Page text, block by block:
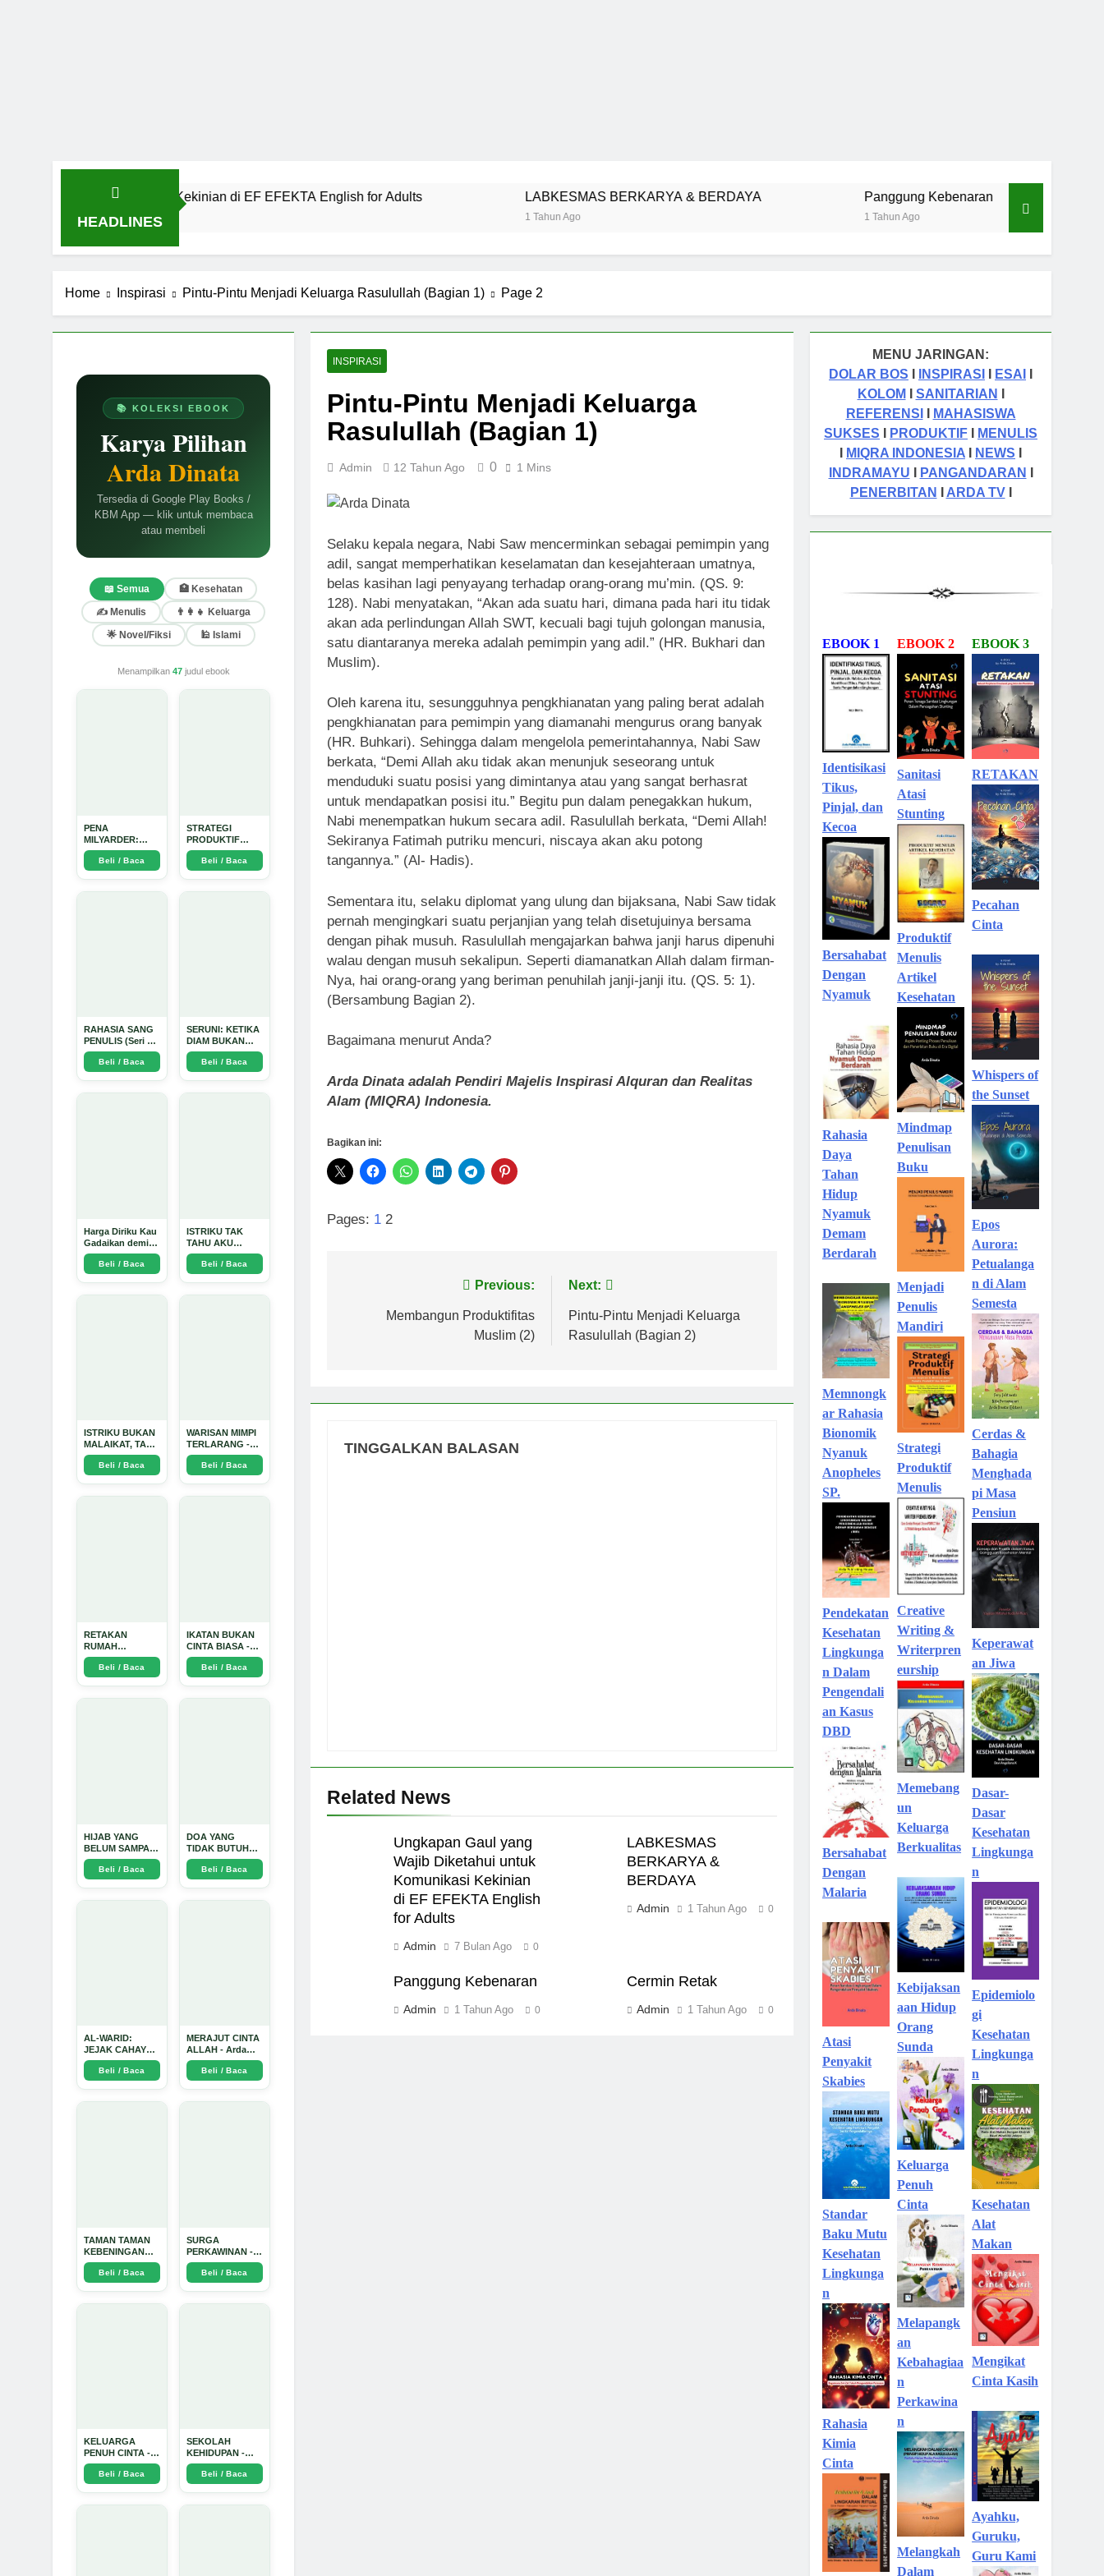
HEADLINES
Kekinian di EF EFEKTA English for Adults LABKESMAS BERKARYA & BERDAYA Panggung Kebenaran
Home Inspirasi Pintu-Pintu Menjadi Keluarga Rasulullah (Bagian 1) Page 2
📚 KOLEKSI EBOOK
Karya Pilihan
Arda Dinata
Tersedia di Google Play Books /
KBM App — klik untuk membaca
atau membeli
📖 Semua
🏥 Kesehatan
✍️ Menulis
👨‍👩‍👧 Keluarga
🌟 Novel/Fiksi
🕌 Islami
Menampilkan 47 judul ebook
PENA
MILYARDER:
Kisah, Rahasia
Sukses, dan
Panduan Menjadi
Beli / Baca
STRATEGI
PRODUKTIF
MENULIS
UPDATE - Arda
Dinata
Beli / Baca
RAHASIA SANG
PENULIS (Seri 1)
- Arda Dinata
Beli / Baca
SERUNI: KETIKA
DIAM BUKAN
LAGI PILIHAN -
Arda Dinata
Beli / Baca
Harga Diriku Kau
Gadaikan demi
Perempuan Itu -
Arda Dinata
Beli / Baca
ISTRIKU TAK
TAHU AKU
PENGUSAHA
EMAS - Arda
Dinata
Beli / Baca
ISTRIKU BUKAN
MALAIKAT, TAPI
AKU JUGA
TIDAK SUCI -
Arda Dinata
Beli / Baca
WARISAN MIMPI
TERLARANG -
Arda Dinata
Beli / Baca
RETAKAN
RUMAH
TANGGA:
Sebuah
Perjalanan
Beli / Baca
IKATAN BUKAN
CINTA BIASA -
Arda Dinata
Beli / Baca
HIJAB YANG
BELUM SAMPAI
KE HATI: Ketika
Cinta Seorang
Ustadz Menjadi
Beli / Baca
DOA YANG
TIDAK BUTUH
SINYAL: Kisah
Tiga Jiwa yang
Tersesat di Era AI
Beli / Baca
AL-WARID:
JEJAK CAHAYA
DI ANTARA DUA
ZAMAN - Arda
Dinata
Beli / Baca
MERAJUT CINTA
ALLAH - Arda
Dinata
Beli / Baca
TAMAN TAMAN
KEBENINGAN
HATI - Arda
DinataBeli / Baca
SURGA
PERKAWINAN -
Arda Dinata
Beli / Baca
KELUARGA
PENUH CINTA -
Arda Dinata
Beli / Baca
SEKOLAH
KEHIDUPAN -
Arda Dinata
Beli / Baca
INSPIRASI
Pintu-Pintu Menjadi Keluarga
Rasulullah (Bagian 1)
Admin 12 Tahun Ago 0 1 Mins
Selaku kepala negara, Nabi Saw mencerminkan sebagai pemimpin yang
adil, sangat memperhatikan keselamatan dan kesejahteraan umatnya,
belas kasihan lagi penyayang terhadap orang-orang mu’min. (QS. 9:
128). Nabi menyatakan, “Akan ada suatu hari, dimana pada hari itu tidak
akan ada perlindungan Allah SWT, kecuali bagi tujuh golongan manusia,
satu diantaranya mereka adalah pemimpin yang adil.” (HR. Bukhari dan
Muslim).
Oleh karena itu, sesungguhnya pengkhianatan yang paling berat adalah
pengkhianatan para pemimpin yang diamanahi mengurus orang banyak
(HR. Buhkari). Sehingga dalam mengelola pemerintahannya, Nabi Saw
berkata, “Demi Allah aku tidak akan menunjuk seseorang untuk
menduduki suatu posisi yang dimintanya atau yang sangat berhasrat
untuk mendapatkan posisi itu.” Begitu pun dalam penegakkan hukum,
Nabi menempatkan hukum secara adil. Rasulullah berkata, “Demi Allah!
Sekiranya Fatimah putriku mencuri, niscaya akan aku potong
tangannya.” (Al- Hadis).
Sementara itu, selaku diplomat yang ulung dan bijaksana, Nabi Saw tidak
pernah mengingkari suatu perjanjian yang telah disetujuinya bersama
dengan pihak musuh. Rasulullah mengajarkan bahwa janji harus dipenuhi
walau dengan musuh sekalipun. Seperti diamanatkan Allah dalam firman-
Nya, hai orang-orang yang beriman penuhilah janji-janji itu. (QS. 5: 1).
(Bersambung Bagian 2).
Bagaimana menurut Anda?
Arda Dinata adalah Pendiri Majelis Inspirasi Alquran dan Realitas
Alam (MIQRA) Indonesia.
Bagikan ini:
Pages: 1 2
Previous:
Membangun Produktifitas
Muslim (2)
Next:
Pintu-Pintu Menjadi Keluarga
Rasulullah (Bagian 2)
TINGGALKAN BALASAN
Related News
Ungkapan Gaul yang
Wajib Diketahui untuk
Komunikasi Kekinian
di EF EFEKTA English
for Adults
Admin 7 Bulan Ago 0
LABKESMAS
BERKARYA &
BERDAYA
Admin 1 Tahun Ago 0
Panggung Kebenaran
Admin 1 Tahun Ago 0
Cermin Retak
Admin 1 Tahun Ago 0
MENU JARINGAN:
DOLAR BOS I INSPIRASI I ESAI I
KOLOMISANITARIANI
REFERENSIIMAHASISWA
SUKSES I PRODUKTIF I MENULIS
I MIQRA INDONESIA I NEWS I
INDRAMAYUIPANGANDARANI
PENERBITANIARDA TVI
EBOOK 1
Identisikasi
Tikus,
Pinjal, dan
Kecoa
Bersahabat
Dengan
Nyamuk
Rahasia
Daya
Tahan
Hidup
Nyamuk
Demam
Berdarah
Memnongk
ar Rahasia
Bionomik
Nyanuk
Anopheles
SP.
Pendekatan
Kesehatan
Lingkunga
n Dalam
Pengendali
an Kasus
DBD
Bersahabat
Dengan
Malaria
Atasi
Penyakit
Skabies
Standar
Baku Mutu
Kesehatan
Lingkunga
n
Rahasia
Kimia
Cinta
EBOOK 2
Sanitasi
Atasi
Stunting
Produktif
Menulis
Artikel
Kesehatan
Mindmap
Penulisan
Buku
Menjadi
Penulis
Mandiri
Strategi
Produktif
Menulis
Creative
Writing &
Writerpren
eurship
Memebang
un
Keluarga
Berkualitas
Kebijaksan
aan Hidup
Orang
Sunda
Keluarga
Penuh
Cinta
Melapangk
an
Kebahagiaa
n
Perkawina
n
Melangkah
EBOOK 3
RETAKAN
Pecahan
Cinta
Whispers of
the Sunset
Epos
Aurora:
Petualanga
n di Alam
Semesta
Cerdas &
Bahagia
Menghada
pi Masa
Pensiun
Keperawat
an Jiwa
Dasar-
Dasar
Kesehatan
Lingkunga
n
Epidemiolo
gi
Kesehatan
Lingkunga
n
Kesehatan
Alat
Makan
Mengikat
Cinta Kasih
Ayahku,
Guruku,
Guru Kami